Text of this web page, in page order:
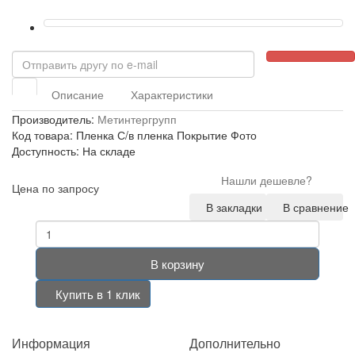
Описание
Характеристики
Производитель: Метинтергрупп
Код товара: Пленка С/в пленка Покрытие Фото
Доступность: На складе
Цена по запросу
Нашли дешевле?
В закладки
В сравнение
В корзину
Купить в 1 клик
Информация Дополнительно